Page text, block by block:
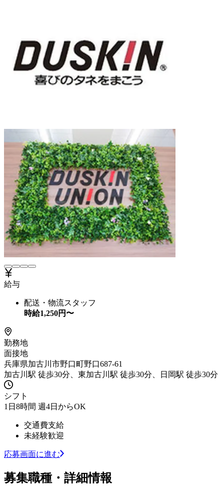
給与
配送・物流スタッフ
時給1,250円〜
勤務地
面接地
兵庫県加古川市野口町野口687-61
加古川駅 徒歩30分、東加古川駅 徒歩30分、日岡駅 徒歩30分
シフト
1日8時間 週4日からOK
交通費支給
未経験歓迎
応募画面に進む
募集職種・詳細情報